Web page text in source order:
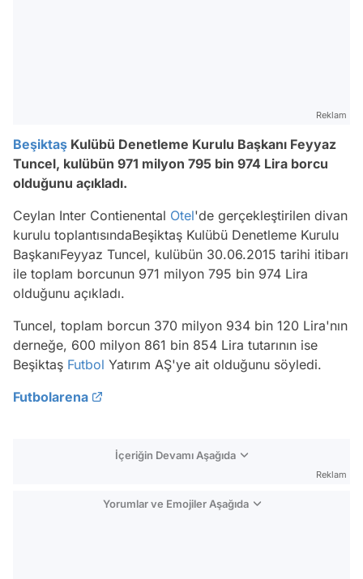
Reklam
Beşiktaş Kulübü Denetleme Kurulu Başkanı Feyyaz
Tuncel, kulübün 971 milyon 795 bin 974 Lira borcu
olduğunu açıkladı.
Ceylan Inter Contienental Otel'de gerçekleştirilen divan
kurulu toplantısındaBeşiktaş Kulübü Denetleme Kurulu
BaşkanıFeyyaz Tuncel, kulübün 30.06.2015 tarihi itibarı
ile toplam borcunun 971 milyon 795 bin 974 Lira
olduğunu açıkladı.
Tuncel, toplam borcun 370 milyon 934 bin 120 Lira'nın
derneğe, 600 milyon 861 bin 854 Lira tutarının ise
Beşiktaş Futbol Yatırım AŞ'ye ait olduğunu söyledi.
Futbolarena
İçeriğin Devamı Aşağıda
Reklam
Yorumlar ve Emojiler Aşağıda